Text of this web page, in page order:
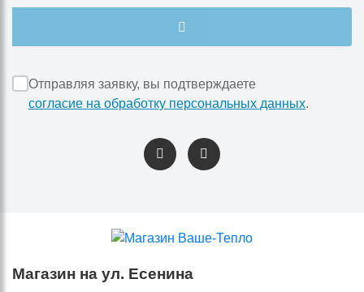
Отправляя заявку, вы подтверждаете
согласие на обработку персональных данных.
Магазин на ул. Есенина